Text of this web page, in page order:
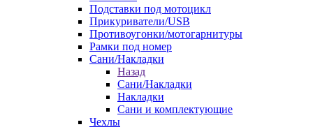
Подставки под мотоцикл
Прикуриватели/USB
Противоугонки/мотогарнитуры
Рамки под номер
Сани/Накладки
Назад
Сани/Накладки
Накладки
Сани и комплектующие
Чехлы